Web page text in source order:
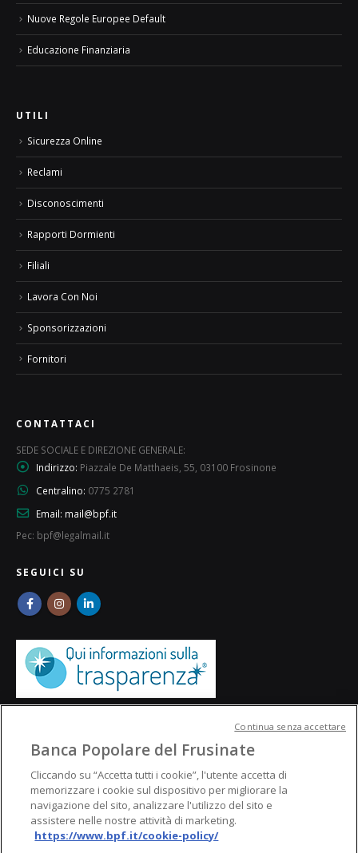
Nuove Regole Europee Default
Educazione Finanziaria
UTILI
Sicurezza Online
Reclami
Disconoscimenti
Rapporti Dormienti
Filiali
Lavora Con Noi
Sponsorizzazioni
Fornitori
CONTATTACI
SEDE SOCIALE E DIREZIONE GENERALE:
Indirizzo: Piazzale De Matthaeis, 55, 03100 Frosinone
Centralino: 0775 2781
Email: mail@bpf.it
Pec: bpf@legalmail.it
SEGUICI SU
© Banca Popolare del Frusinate
Banca Popolare del Frusinate
Cliccando su “Accetta tutti i cookie”, l'utente accetta di
memorizzare i cookie sul dispositivo per migliorare la
navigazione del sito, analizzare l'utilizzo del sito e
assistere nelle nostre attività di marketing.
https://www.bpf.it/cookie-policy/
Continua senza accettare